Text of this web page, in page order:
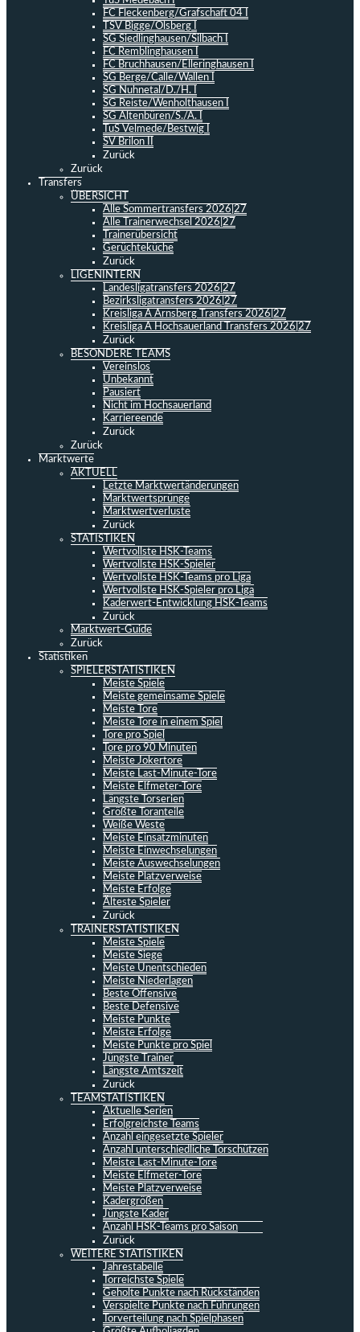
FC Fleckenberg/Grafschaft 04 I
TSV Bigge/Olsberg I
SG Siedlinghausen/Silbach I
FC Remblinghausen I
FC Bruchhausen/Elleringhausen I
SG Berge/Calle/Wallen I
SG Nuhnetal/D./H. I
SG Reiste/Wenholthausen I
SG Altenbüren/S./A. I
TuS Velmede/Bestwig I
SV Brilon II
Zurück
Zurück
Transfers
ÜBERSICHT
Alle Sommertransfers 2026|27
Alle Trainerwechsel 2026|27
Trainerübersicht
Gerüchteküche
Zurück
LIGENINTERN
Landesligatransfers 2026|27
Bezirksligatransfers 2026|27
Kreisliga A Arnsberg Transfers 2026|27
Kreisliga A Hochsauerland Transfers 2026|27
Zurück
BESONDERE TEAMS
Vereinslos
Unbekannt
Pausiert
Nicht im Hochsauerland
Karriereende
Zurück
Zurück
Marktwerte
AKTUELL
Letzte Marktwertänderungen
Marktwertsprünge
Marktwertverluste
Zurück
STATISTIKEN
Wertvollste HSK-Teams
Wertvollste HSK-Spieler
Wertvollste HSK-Teams pro Liga
Wertvollste HSK-Spieler pro Liga
Kaderwert-Entwicklung HSK-Teams
Zurück
Marktwert-Guide
Zurück
Statistiken
SPIELERSTATISTIKEN
Meiste Spiele
Meiste gemeinsame Spiele
Meiste Tore
Meiste Tore in einem Spiel
Tore pro Spiel
Tore pro 90 Minuten
Meiste Jokertore
Meiste Last-Minute-Tore
Meiste Elfmeter-Tore
Längste Torserien
Größte Toranteile
Weiße Weste
Meiste Einsatzminuten
Meiste Einwechselungen
Meiste Auswechselungen
Meiste Platzverweise
Meiste Erfolge
Älteste Spieler
Zurück
TRAINERSTATISTIKEN
Meiste Spiele
Meiste Siege
Meiste Unentschieden
Meiste Niederlagen
Beste Offensive
Beste Defensive
Meiste Punkte
Meiste Erfolge
Meiste Punkte pro Spiel
Jüngste Trainer
Längste Amtszeit
Zurück
TEAMSTATISTIKEN
Aktuelle Serien
Erfolgreichste Teams
Anzahl eingesetzte Spieler
Anzahl unterschiedliche Torschützen
Meiste Last-Minute-Tore
Meiste Elfmeter-Tore
Meiste Platzverweise
Kadergrößen
Jüngste Kader
Anzahl HSK-Teams pro Saison
Zurück
WEITERE STATISTIKEN
Jahrestabelle
Torreichste Spiele
Geholte Punkte nach Rückständen
Verspielte Punkte nach Führungen
Torverteilung nach Spielphasen